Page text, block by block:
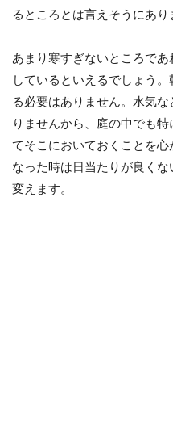
るところとは言えそうにあり
あまり寒すぎないところで
しているといえるでしょう
る必要はありません。水気
りませんから、庭の中でも
てそこにおいておくことを心
なった時は日当たりが良く
変えます。